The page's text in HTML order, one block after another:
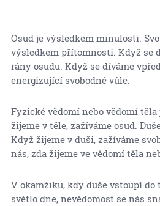
Osud je výsledkem minulosti.
výsledkem přítomnosti. Když se
rány osudu. Když se díváme
energizující svobodné vůle.
Fyzické vědomí nebo vědomí těla
žijeme v těle, zažíváme osud.
Když žijeme v duši, zažíváme
nás, zda žijeme ve vědomí těla
V okamžiku, kdy duše vstoupí do
světlo dne, nevědomost se nás